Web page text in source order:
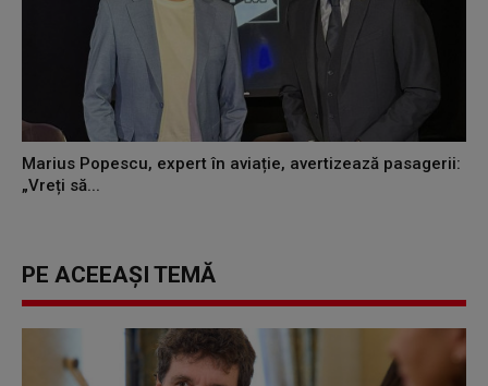
Marius Popescu, expert în aviație, avertizează pasagerii:
„Vreți să...
PE ACEEAȘI TEMĂ